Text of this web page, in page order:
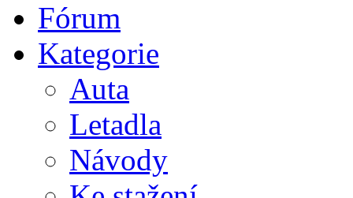
Fórum
Kategorie
Auta
Letadla
Návody